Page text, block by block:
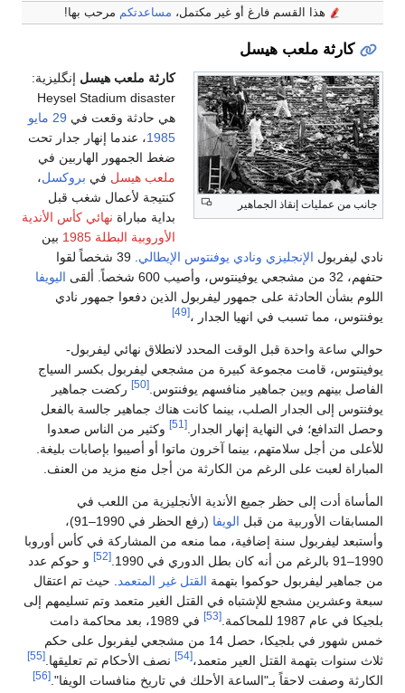
هذا القسم فارغ أو غير مكتمل،مساعدتكممرحب بها!
كارثة ملعب هيسل
من عمليات إنقاذ الجماهير
كارثة ملعب هيسل إنگليزية:
Heysel Stadium disaster
هي حادثة وقعت في29 مايو
1985
، عندما إنهار جدار تحت
ضغط الجمهور الهاربين في
ملعب هيسل فيبروكسل،
كنتيجة لأعمال شغب قبل
بداية مباراةنهائي كأس الأندية
الأوروبية البطلة 1985
بين
ليفربولالإنجليزي ونادي يوفنتوس الإيطالي
. 39 شخصاً لقوا
يوفينتوس، وأصيب 600 شخصاً. ألقى
اليويفا
بشأن الحادثة على جمهور ليفربول الذين دفعوا جمهور نادي
مما تسبب في انهيا الجدار ،
ساعة واحدة قبل الوقت المحدد لانطلاق نهائي ليفربول-
قامت مجموعة كبيرة من مشجعي ليفربول بكسر السياج
بينهم وبين جماهير منافسهم يوفنتوس.
ركضت جماهير
إلى الجدار الصلب، بينما كانت هناك جماهير جالسة بالفعل
التدافع؛ في النهاية إنهار الجدار.[51]
وكثير من الناس صعدوا
من أجل سلامتهم، بينما آخرون ماتوا أو أصيبوا بإصابات بليغة.
لعبت على الرغم من الكارثة من أجل منع مزيد من العنف.
أدت إلى حظر جميع الأندية الأنجليزية من اللعب في
الأوربية من قبلالويفا
(رفع الحظر في 1990–91)،
ليفربول سنة إضافية، مما منعه من المشاركة في كأس أوروبا
[52]
و حوكم عدد
جماهير ليفربول حوكموا بتهمة القتل غير المتعمد. حيث تم اعتقال
وعشرين مشجع للإشتباه في القتل الغير متعمد وتم تسليمهم إلى
في عام 1987 للمحاكمة.
في 1989، بعد محاكمة دامت
خمس شهور في بلجيكا، حصل 14 من مشجعي ليفربول على حكم
سنوات بتهمة القتل العير متعمد،
نصف الأحكام تم تعليقها.
وصفت لاحقاً بـ"الساعة الأحلك في تاريخ منافسات الويفا".[56]